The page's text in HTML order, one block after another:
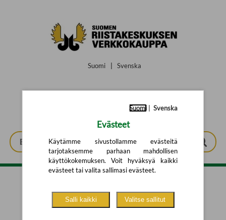
Suomi Svenska
Tarkennettu haku
Suomi| Svenska
Evästeet
Käytämme sivustollamme evästeitä
tarjotaksemme parhaan mahdollisen
käyttökokemuksen. Voit hyväksyä kaikki
evästeet tai valita sallimasi evästeet.
Salli kaikki Valitse sallitut